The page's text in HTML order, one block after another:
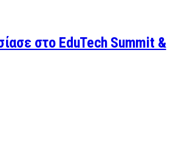
στο EduTech Summit &